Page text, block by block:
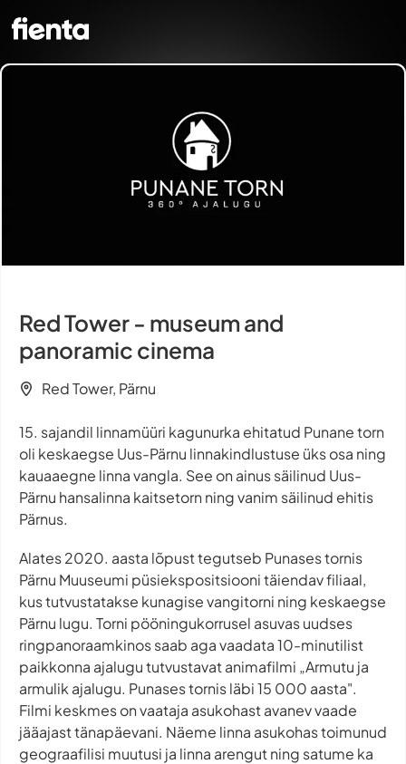
Red Tower - museum and
panoramic cinema
Red Tower, Pärnu
15. sajandil linnamüüri kagunurka ehitatud Punane torn
oli keskaegse Uus-Pärnu linnakindlustuse üks osa ning
kauaaegne linna vangla. See on ainus säilinud Uus-
Pärnu hansalinna kaitsetorn ning vanim säilinud ehitis
Pärnus.
Alates 2020. aasta lõpust tegutseb Punases tornis
Pärnu Muuseumi püsiekspositsiooni täiendav filiaal,
kus tutvustatakse kunagise vangitorni ning keskaegse
Pärnu lugu. Torni pööningukorrusel asuvas uudses
ringpanoraamkinos saab aga vaadata 10-minutilist
paikkonna ajalugu tutvustavat animafilmi „Armutu ja
armulik ajalugu. Punases tornis läbi 15 000 aasta".
Filmi keskmes on vaataja asukohast avanev vaade
jääajast tänapäevani. Näeme linna asukohas toimunud
geograafilisi muutusi ja linna arengut ning satume ka